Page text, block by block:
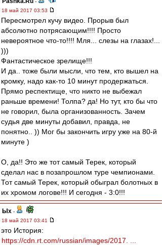
-
18 май 2017 03:53
Пересмотрел кучу видео. Прорыв был
абсолютно потрясающим!!!! Просто
невероятное что-то!!!! Мля... слезы на глазах!...
)))
Фантастическое зрелище!!!
И да.. тоже были мысли, что тем, кто вышел на
кромку, надо как-то 10 минут продержаться.
Прямо респектище, что никто не выбежал
раньше времени! Толпа? да! Но тут, кто бы что
не говорил, была организованность. Зачем
судья две минуты добавил, правда, не
понятно.. )) Мог бы закончить игру уже на 80-й
минуте )
О, да!! Это же тот самый Терек, который
сделал нас в позапрошлом туре чемпионами.
Тот самый Терек, который обыграл болотных в
их хромом логове!!! И сегодня - 3:0!!!
Ых -
18 май 2017 03:41
это История:
https://cdn.rt.com/russian/images/2017. ...